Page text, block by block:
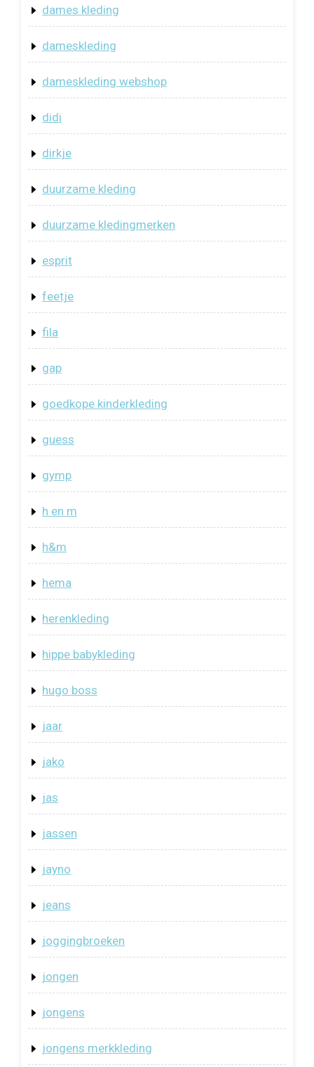
dames kleding
dameskleding
dameskleding webshop
didi
dirkje
duurzame kleding
duurzame kledingmerken
esprit
feetje
fila
gap
goedkope kinderkleding
guess
gymp
h en m
h&m
hema
herenkleding
hippe babykleding
hugo boss
jaar
jako
jas
jassen
jayno
jeans
joggingbroeken
jongen
jongens
jongens merkkleding